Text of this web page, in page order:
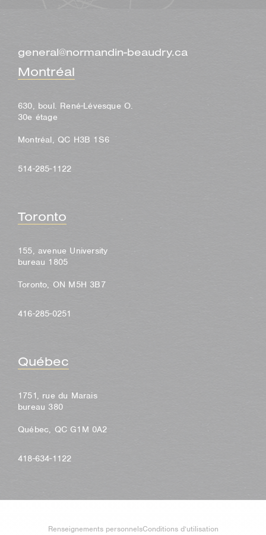
general@normandin-beaudry.ca
Montréal
630, boul. René-Lévesque O.
30e étage
Montréal, QC H3B 1S6
514-285-1122
Toronto
155, avenue University
bureau 1805
Toronto, ON M5H 3B7
416-285-0251
Québec
1751, rue du Marais
bureau 380
Québec, QC G1M 0A2
418-634-1122
Renseignements personnelsConditions d’utilisation